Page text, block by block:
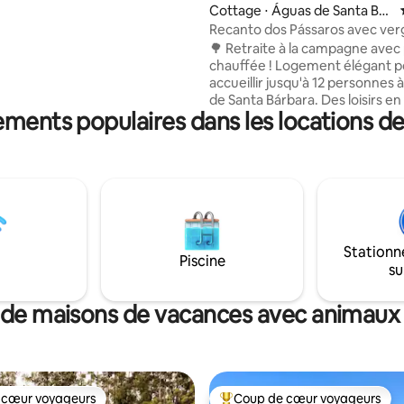
Cottage ⋅ Águas de Santa Bár
bara
Recanto dos Pássaros avec
piscine chauffée
🌳 Retraite à la campagne avec
chauffée ! Logement élégant
accueillir jusqu'à 12 personnes
de Santa Bárbara. Des loisirs
intimité et une connexion avec
✨ Points forts : • GRANDE
rapide et télévision par câble •
quelques pas de la place, du
et du centre commercial. 🚗 Places de
stationnement disponibles
couvertes) ⚠️ Les voyageurs
toilette
populaires dans les locations
Piscine
maisons de vacances avec
voyageurs Coup de cœur voyageurs